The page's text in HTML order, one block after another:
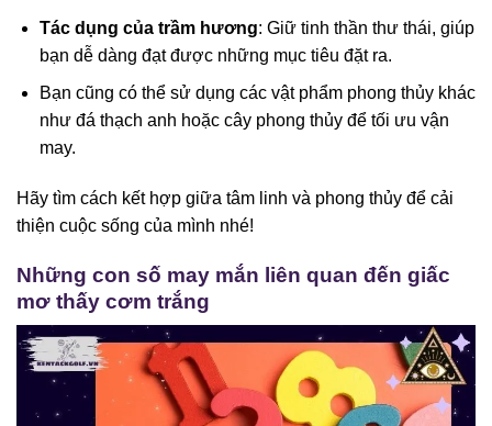
Tác dụng của trầm hương: Giữ tinh thần thư thái, giúp
bạn dễ dàng đạt được những mục tiêu đặt ra.
Bạn cũng có thể sử dụng các vật phẩm phong thủy khác
như đá thạch anh hoặc cây phong thủy để tối ưu vận
may.
Hãy tìm cách kết hợp giữa tâm linh và phong thủy để cải
thiện cuộc sống của mình nhé!
Những con số may mắn liên quan đến giấc
mơ thấy cơm trắng